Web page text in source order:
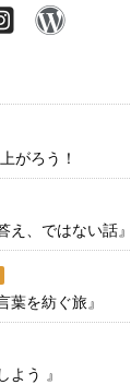
がろう！
え、ではない話』
葉を紡ぐ旅』
よう 』